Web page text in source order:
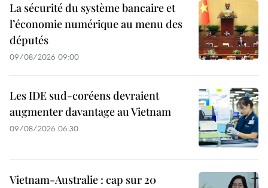
La sécurité du système bancaire et
l’économie numérique au menu des
députés
09/08/2026 09:00
Les IDE sud-coréens devraient
augmenter davantage au Vietnam
09/08/2026 06:30
Vietnam-Australie : cap sur 20